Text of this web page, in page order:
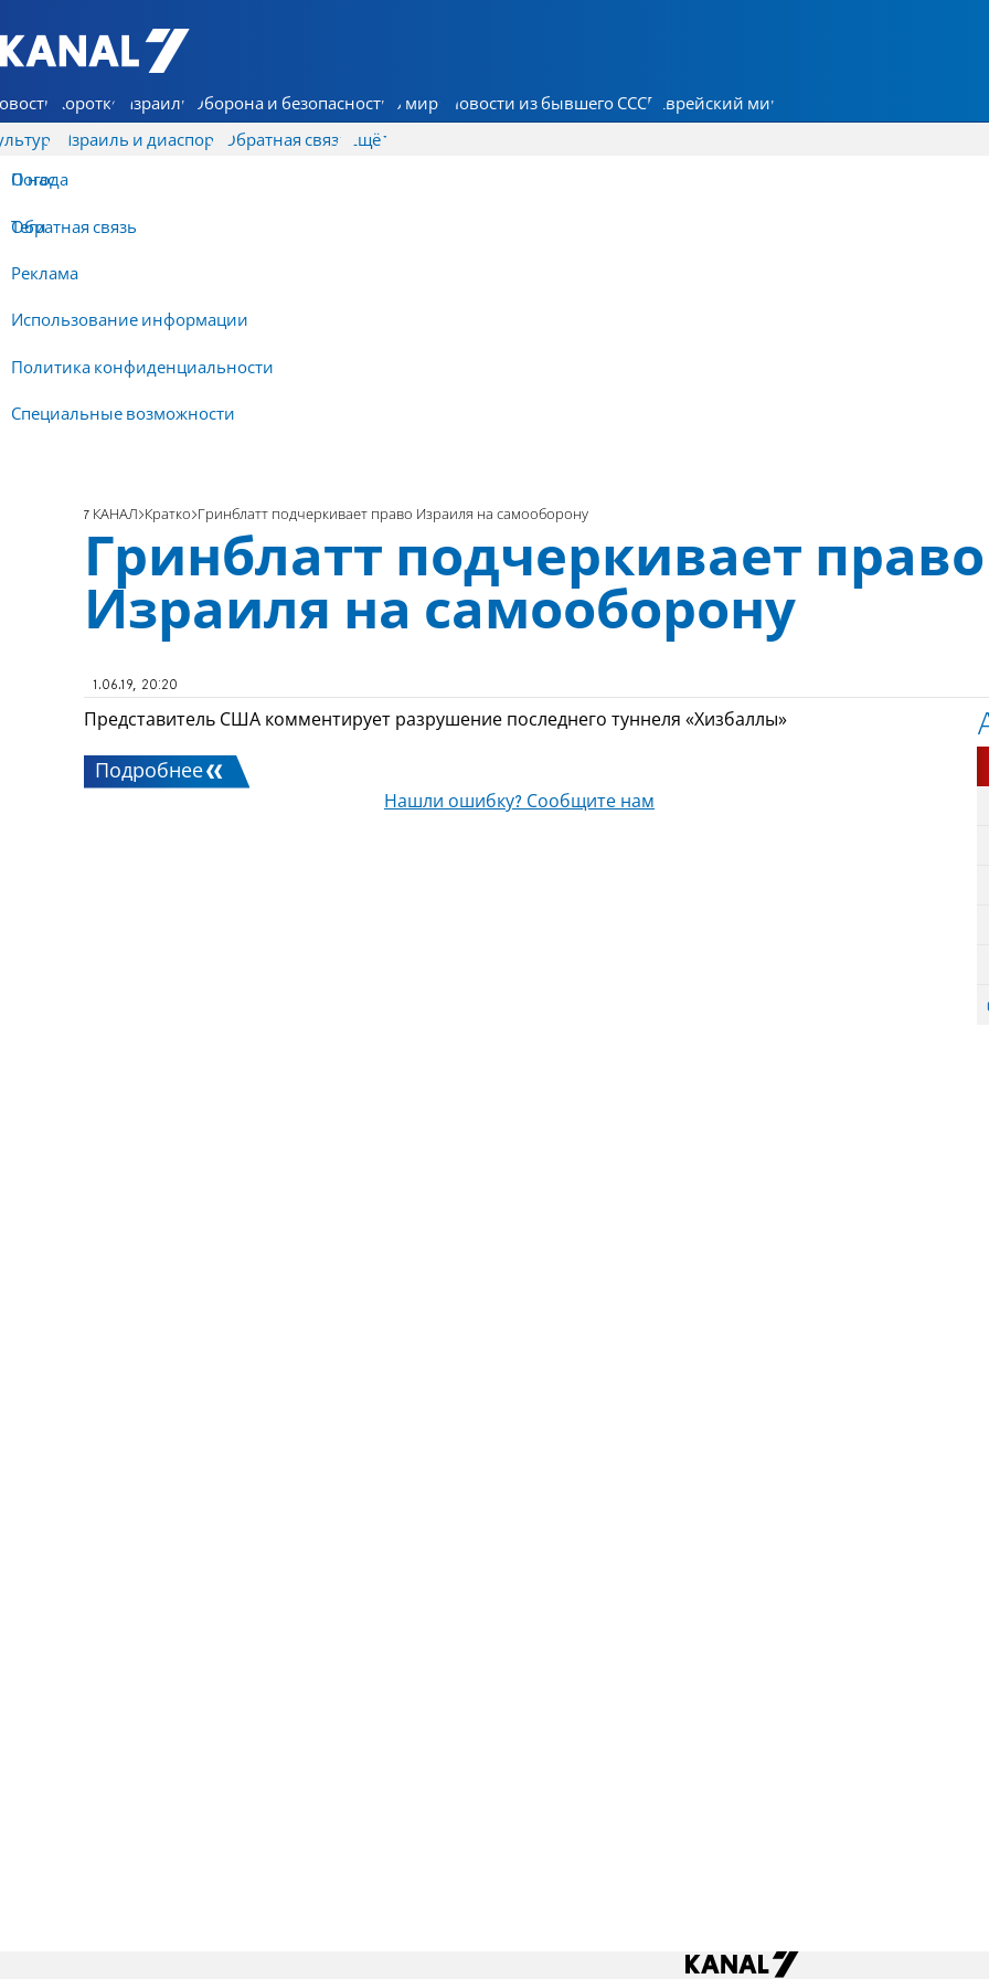
7 КАНАЛ - Аруц Шева
Коротко Израиль Оборона и безопасность В мире Новости из бывшего СССР Еврейский мир
Израиль и диаспора Обратная связь
О нас
Обратная связь
Реклама
Использование информации
Политика конфиденциальности
Специальные возможности
Ещё
Погода
Теги
7 КАНАЛ Кратко Гринблатт подчеркивает право Израиля на самооборону
Гринблатт подчеркивает право
Израиля на самооборону
1.06.19, 20:20
Представитель США комментирует разрушение последнего туннеля «Хизбаллы»
Подробнее
Нашли ошибку? Сообщите нам